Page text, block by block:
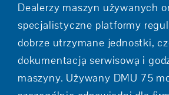
Dealerzy maszyn używanych
specjalistyczne platformy
dobrze utrzymane jednostki,
dokumentacją serwisową i
maszyny. Używany DMU 75